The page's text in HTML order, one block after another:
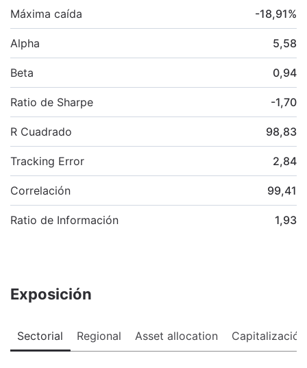
Máxima caída -18,91%
Alpha 5,58
Beta 0,94
Ratio de Sharpe -1,70
R Cuadrado 98,83
Tracking Error 2,84
Correlación 99,41
Ratio de Información 1,93
Exposición
Sectorial Regional Asset allocation Capitalización